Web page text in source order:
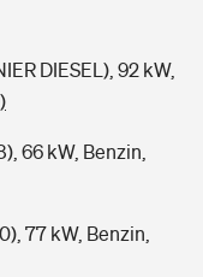
DIESEL), 92 kW,
66 kW, Benzin,
77 kW, Benzin,